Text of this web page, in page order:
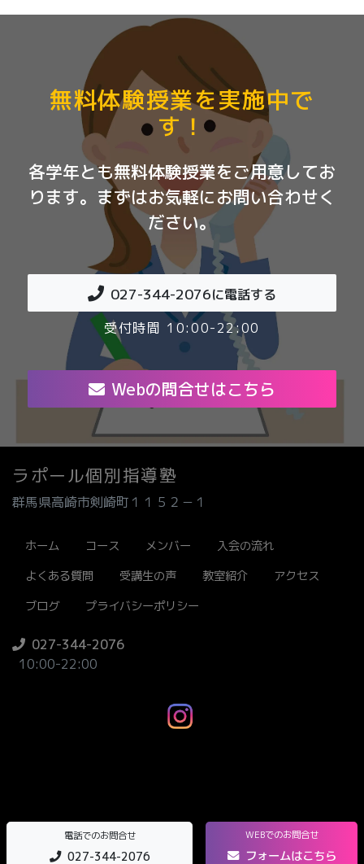
無料体験授業を実施中で
す！
各学年とも無料体験授業をご用意してお
ります。まずはお気軽にお問い合わせく
ださい。
027-344-2076に電話する
受付時間 10:00-22:00
Webの問合せはこちら
電話でのお問合せ
027-344-2076
WEBでのお問合せ
フォームはこちら
ラポール個別指導塾
群馬県高崎市剣崎町１１５２－１
ホーム コース メンバー
入会の流れ
よくある質問
受講生の声 教室紹介
アクセス
ブログ
プライバシーポリシー
027-344-2076
10:00-22:00